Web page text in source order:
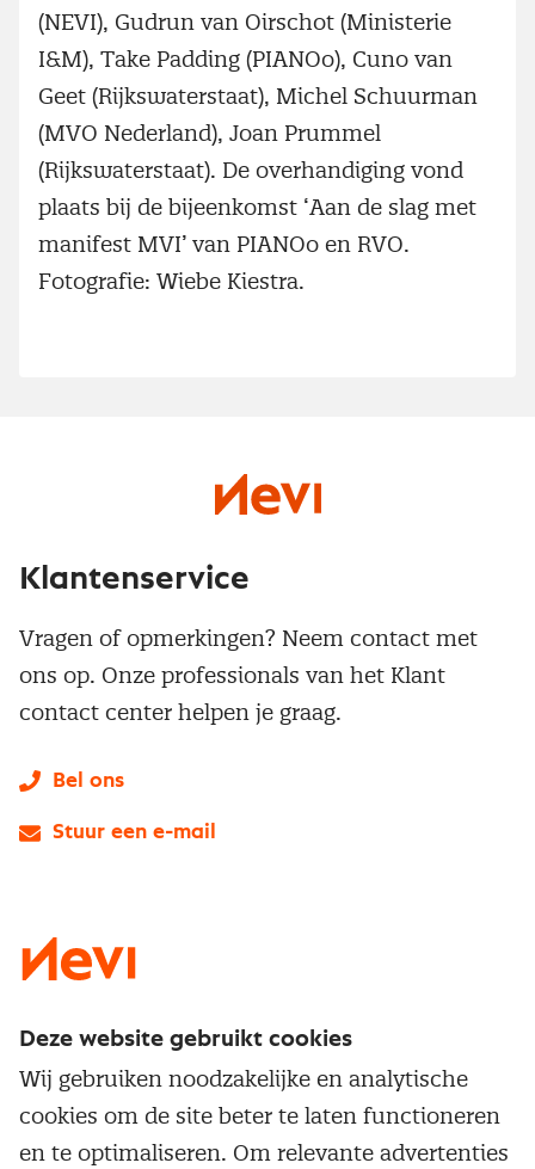
(NEVI), Gudrun van Oirschot (Ministerie
I&M), Take Padding (PIANOo), Cuno van
Geet (Rijkswaterstaat), Michel Schuurman
(MVO Nederland), Joan Prummel
(Rijkswaterstaat). De overhandiging vond
plaats bij de bijeenkomst ‘Aan de slag met
manifest MVI’ van PIANOo en RVO.
Fotografie: Wiebe Kiestra.
Service & contact
Over inkoop
Populaire thema's
Klantenservice
Vragen of opmerkingen? Neem contact met
ons op. Onze professionals van het Klant
contact center helpen je graag.
Bel ons
Stuur een e-mail
Deze website gebruikt cookies
Wij gebruiken noodzakelijke en analytische
cookies om de site beter te laten functioneren
en te optimaliseren. Om relevante advertenties